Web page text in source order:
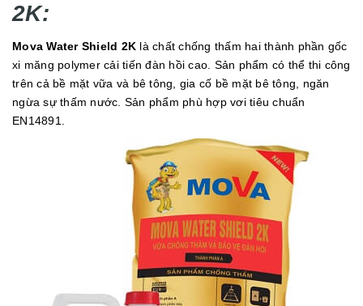
2K:
Mova Water Shield 2K là chất chống thấm hai thành phần gốc
xi măng polymer cải tiến đàn hồi cao. Sản phẩm có thể thi công
trên cả bề mặt vữa và bê tông, gia cố bề mặt bê tông, ngăn
ngừa sự thấm nước. Sản phẩm phù hợp vơi tiêu chuẩn
EN14891.